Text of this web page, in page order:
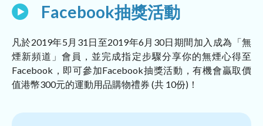
Facebook抽獎活動
凡於2019年5月31日至2019年6月30日期間加入成為「無
煙新頻道」會員，並完成指定步驟分享你的無煙心得至
Facebook，即可參加Facebook抽獎活動，有機會贏取價
值港幣300元的運動用品購物禮券 (共 10份)！